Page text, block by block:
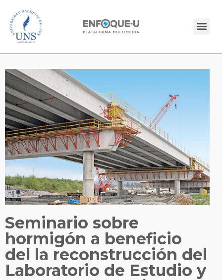
Seminario sobre
hormigón a beneficio
del la reconstrucción del
Laboratorio de Estudio y